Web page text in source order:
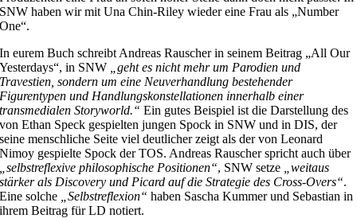
SNW haben wir mit Una Chin-Riley wieder eine Frau als „Number
One“.
In eurem Buch schreibt Andreas Rauscher in seinem Beitrag „All Our
Yesterdays“, in SNW
„geht es nicht mehr um Parodien und
Travestien, sondern um eine Neuverhandlung bestehender
Figurentypen und Handlungskonstellationen innerhalb einer
transmedialen Storyworld.“ Ein gutes Beispiel ist die Darstellung des
von Ethan Speck gespielten jungen Spock in SNW und in DIS, der
seine menschliche Seite viel deutlicher zeigt als der von Leonard
Nimoy gespielte Spock der TOS. Andreas Rauscher spricht auch über
„selbstreflexive philosophische Positionen“, SNW setze
„weitaus
stärker als Discovery und Picard auf die Strategie des Cross-Overs“.
Eine solche
„Selbstreflexion“ haben Sascha Kummer und Sebastian in
ihrem Beitrag für LD notiert.